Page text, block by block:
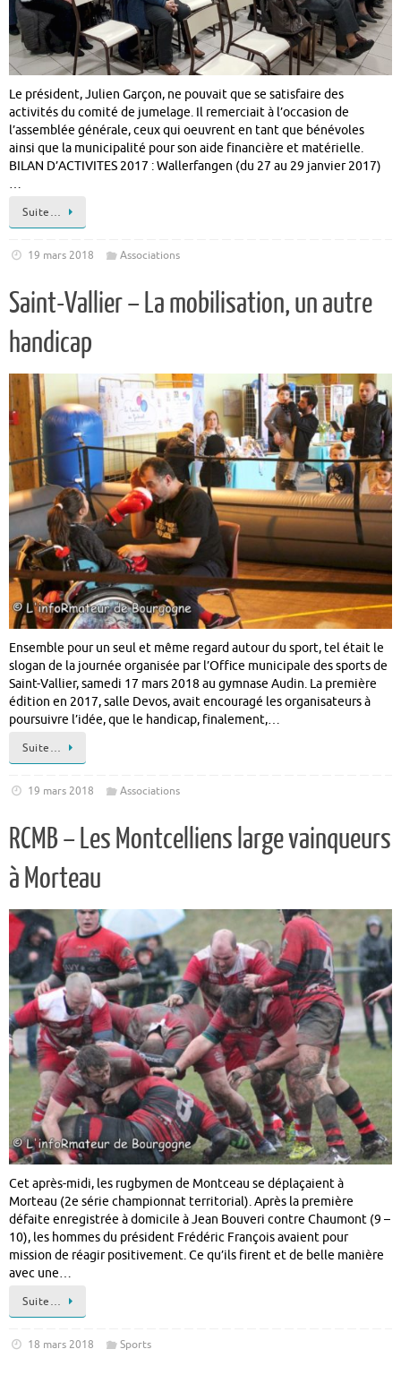
Le président, Julien Garçon, ne pouvait que se satisfaire des
activités du comité de jumelage. Il remerciait à l’occasion de
l’assemblée générale, ceux qui oeuvrent en tant que bénévoles
ainsi que la municipalité pour son aide financière et matérielle.
BILAN D’ACTIVITES 2017 : Wallerfangen (du 27 au 29 janvier 2017)
…
Suite…
19 mars 2018 Associations
Saint-Vallier – La mobilisation, un autre
handicap
Ensemble pour un seul et même regard autour du sport, tel était le
slogan de la journée organisée par l’Office municipale des sports de
Saint-Vallier, samedi 17 mars 2018 au gymnase Audin. La première
édition en 2017, salle Devos, avait encouragé les organisateurs à
poursuivre l’idée, que le handicap, finalement,…
Suite…
19 mars 2018 Associations
RCMB – Les Montcelliens large vainqueurs
à Morteau
Cet après-midi, les rugbymen de Montceau se déplaçaient à
Morteau (2e série championnat territorial). Après la première
défaite enregistrée à domicile à Jean Bouveri contre Chaumont (9 –
10), les hommes du président Frédéric François avaient pour
mission de réagir positivement. Ce qu’ils firent et de belle manière
avec une…
Suite…
18 mars 2018 Sports